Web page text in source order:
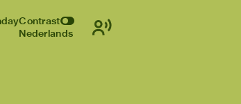
Contrast
Nederlands